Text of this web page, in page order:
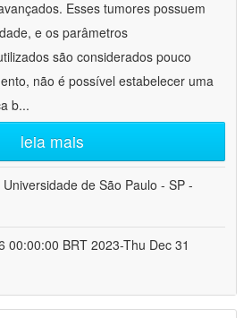
Esses tumores possuem
e os parâmetros
são considerados pouco
não é possível estabelecer uma
b...
leia mais
Universidade de São Paulo - SP -
00:00:00 BRT 2023-Thu Dec 31